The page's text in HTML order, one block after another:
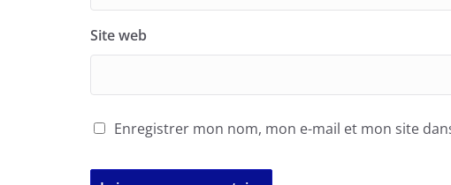
Site web
Enregistrer mon nom, mon e-mail et mon site